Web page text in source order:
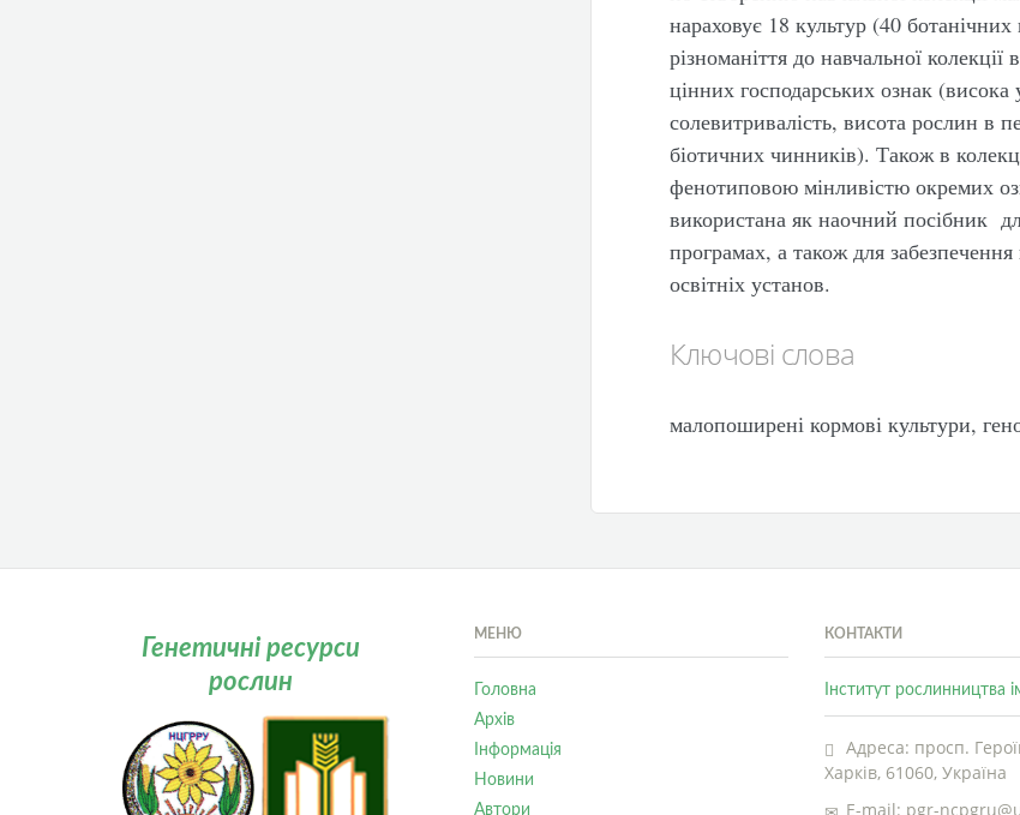
нараховує 18 культур (40
різноманіття до навчальної
цінних господарських ознак (висока
солевитривалість, висота рослин в
біотичних чинників). Також в
фенотиповою мінливістю окремих
використана як наочний посібник
програмах, а також для
освітніх установ.
Ключові слова
малопоширені кормові культури,
Генетичні ресурси
рослин
МЕНЮ
Головна
Архів
Інформація
Новини
Автори
КОНТАКТИ
Інститут
Адреса: просп.
Харків, 61060, Україна
E-mail: pgr-